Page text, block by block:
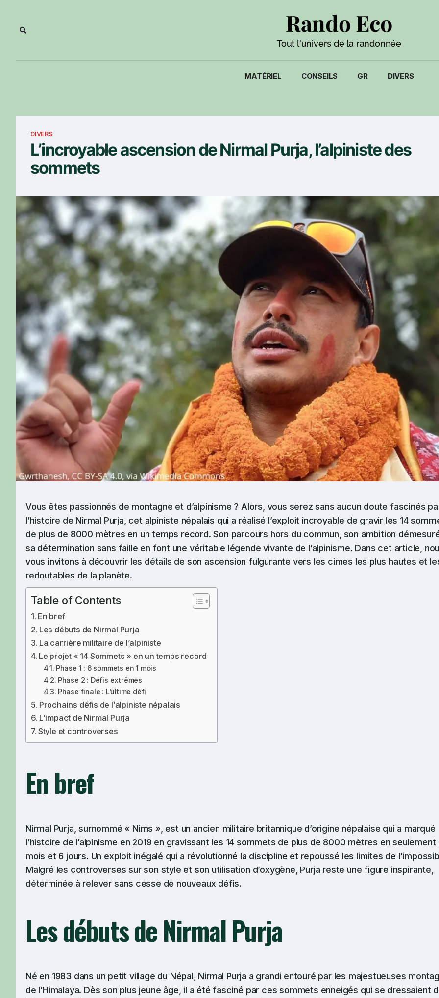
Rando Eco
Tout l'univers de la randonnée
MATÉRIEL CONSEILS GR DIVERS
DIVERS
L’incroyable ascension de Nirmal Purja, l’alpiniste des
sommets
Vous êtes passionnés de montagne et d’alpinisme ? Alors, vous serez sans aucun doute fascinés
l’histoire de Nirmal Purja, cet alpiniste népalais qui a réalisé l’exploit incroyable de gravir les 14
de plus de 8000 mètres en un temps record. Son parcours hors du commun, son ambition
sa détermination sans faille en font une véritable légende vivante de l’alpinisme. Dans cet article,
vous invitons à découvrir les détails de son ascension fulgurante vers les cimes les plus hautes et
redoutables de la planète.
Table of Contents
En bref
Les débuts de Nirmal Purja
La carrière militaire de l’alpiniste
Le projet « 14 Sommets » en un temps record
Phase 1 : 6 sommets en 1 mois
Phase 2 : Défis extrêmes
Phase finale : L’ultime défi
Prochains défis de l’alpiniste népalais
L’impact de Nirmal Purja
Style et controverses
En bref
Nirmal Purja, surnommé « Nims », est un ancien militaire britannique d’origine népalaise qui a marqué
l’histoire de l’alpinisme en 2019 en gravissant les 14 sommets de plus de 8000 mètres en seulement
mois et 6 jours. Un exploit inégalé qui a révolutionné la discipline et repoussé les limites de
Malgré les controverses sur son style et son utilisation d’oxygène, Purja reste une figure inspirante,
déterminée à relever sans cesse de nouveaux défis.
Les débuts de Nirmal Purja
Né en 1983 dans un petit village du Népal, Nirmal Purja a grandi entouré par les majestueuses
de l’Himalaya. Dès son plus jeune âge, il a été fasciné par ces sommets enneigés qui se dressaient